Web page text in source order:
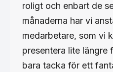
roligt och enbart de
månaderna har vi
medarbetare, som vi
presentera lite längre
bara tacka för ett